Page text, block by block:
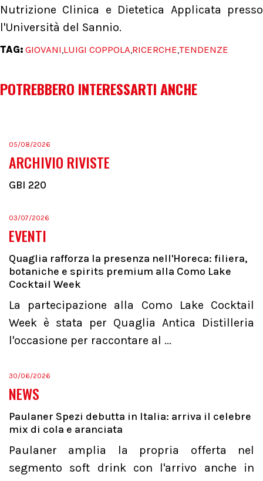
Nutrizione Clinica e Dietetica Applicata presso
l'Università del Sannio.
TAG: GIOVANI,LUIGI COPPOLA,RICERCHE,TENDENZE
POTREBBERO INTERESSARTI ANCHE
05/08/2026
ARCHIVIO RIVISTE
GBI 220
03/07/2026
EVENTI
Quaglia rafforza la presenza nell'Horeca: filiera,
botaniche e spirits premium alla Como Lake
Cocktail Week
La partecipazione alla Como Lake Cocktail
Week è stata per Quaglia Antica Distilleria
l'occasione per raccontare al ...
30/06/2026
NEWS
Paulaner Spezi debutta in Italia: arriva il celebre
mix di cola e aranciata
Paulaner amplia la propria offerta nel
segmento soft drink con l'arrivo anche in